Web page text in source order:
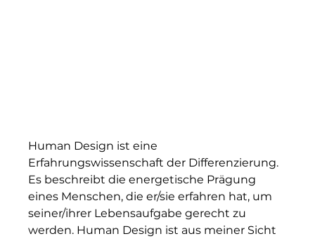
Human Design ist eine
Erfahrungswissenschaft der Differenzierung.
Es beschreibt die energetische Prägung
eines Menschen, die er/sie erfahren hat, um
seiner/ihrer Lebensaufgabe gerecht zu
werden. Human Design ist aus meiner Sicht